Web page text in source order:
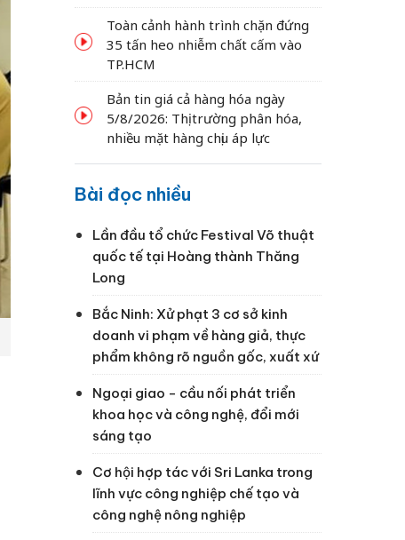
Toàn cảnh hành trình chặn đứng
35 tấn heo nhiễm chất cấm vào
TP.HCM
Bản tin giá cả hàng hóa ngày
5/8/2026: Thị trường phân hóa,
nhiều mặt hàng chịu áp lực
Bài đọc nhiều
Lần đầu tổ chức Festival Võ thuật
quốc tế tại Hoàng thành Thăng
Long
Bắc Ninh: Xử phạt 3 cơ sở kinh
doanh vi phạm về hàng giả, thực
phẩm không rõ nguồn gốc, xuất xứ
Ngoại giao - cầu nối phát triển
khoa học và công nghệ, đổi mới
sáng tạo
Cơ hội hợp tác với Sri Lanka trong
lĩnh vực công nghiệp chế tạo và
công nghệ nông nghiệp